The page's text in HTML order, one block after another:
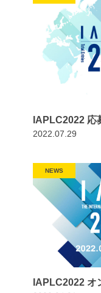
IAPLC2022 応
2022.07.29
NEWS
IAPLC2022 オ